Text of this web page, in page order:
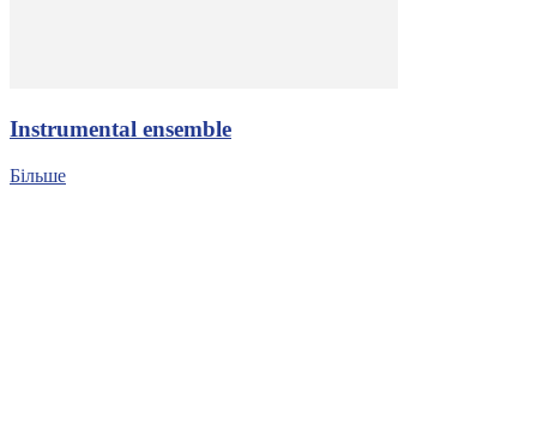
Іnstrumental ensemble
Більше